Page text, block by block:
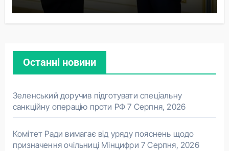
Останні новини
Зеленський доручив підготувати спеціальну
санкційну операцію проти РФ 7 Серпня, 2026
Комітет Ради вимагає від уряду пояснень щодо
призначення очільниці Мінцифри 7 Серпня, 2026